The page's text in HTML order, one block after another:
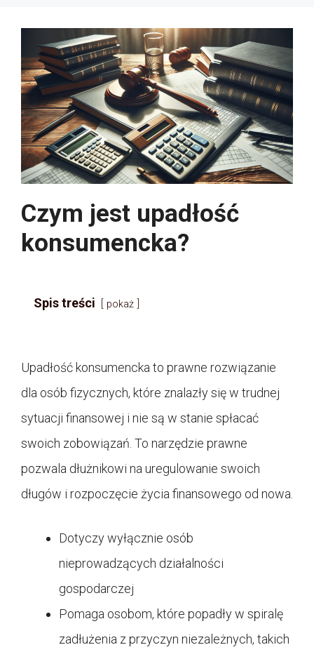
Czym jest upadłość
konsumencka?
Spis treści pokaż
Upadłość konsumencka to prawne rozwiązanie
dla osób fizycznych, które znalazły się w trudnej
sytuacji finansowej i nie są w stanie spłacać
swoich zobowiązań. To narzędzie prawne
pozwala dłużnikowi na uregulowanie swoich
długów i rozpoczęcie życia finansowego od nowa.
Dotyczy wyłącznie osób
nieprowadzących działalności
gospodarczej
Pomaga osobom, które popadły w spiralę
zadłużenia z przyczyn niezależnych, takich